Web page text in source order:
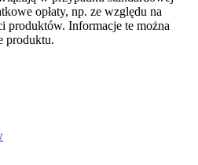
opłaty, np. ze względu na
produktów. Informacje te można
produktu.